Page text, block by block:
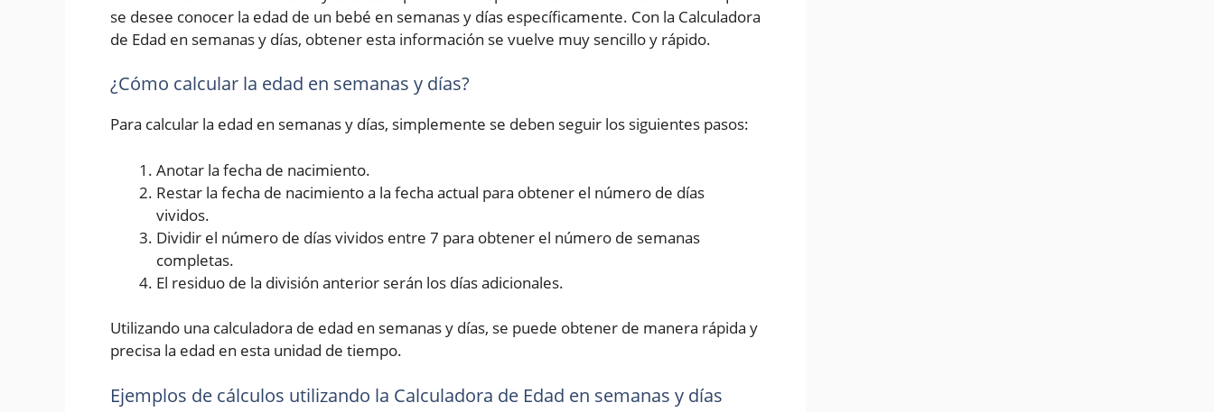
se desee conocer la edad de un bebé en semanas y días específicamente. Con la Calculadora
de Edad en semanas y días, obtener esta información se vuelve muy sencillo y rápido.
¿Cómo calcular la edad en semanas y días?
Para calcular la edad en semanas y días, simplemente se deben seguir los siguientes pasos:
Anotar la fecha de nacimiento.
Restar la fecha de nacimiento a la fecha actual para obtener el número de días
vividos.
Dividir el número de días vividos entre 7 para obtener el número de semanas
completas.
El residuo de la división anterior serán los días adicionales.
Utilizando una calculadora de edad en semanas y días, se puede obtener de manera rápida y
precisa la edad en esta unidad de tiempo.
Ejemplos de cálculos utilizando la Calculadora de Edad en semanas y días